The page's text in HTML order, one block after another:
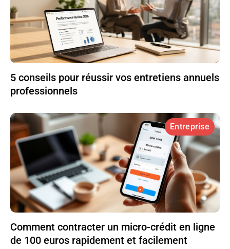
5 conseils pour réussir vos entretiens annuels
professionnels
Entreprise
Comment contracter un micro-crédit en ligne
de 100 euros rapidement et facilement